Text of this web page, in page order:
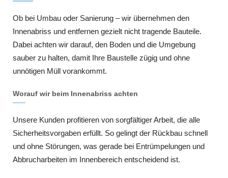
Ob bei Umbau oder Sanierung – wir übernehmen den
Innenabriss und entfernen gezielt nicht tragende Bauteile.
Dabei achten wir darauf, den Boden und die Umgebung
sauber zu halten, damit Ihre Baustelle zügig und ohne
unnötigen Müll vorankommt.
Worauf wir beim Innenabriss achten
Unsere Kunden profitieren von sorgfältiger Arbeit, die alle
Sicherheitsvorgaben erfüllt. So gelingt der Rückbau schnell
und ohne Störungen, was gerade bei Entrümpelungen und
Abbrucharbeiten im Innenbereich entscheidend ist.